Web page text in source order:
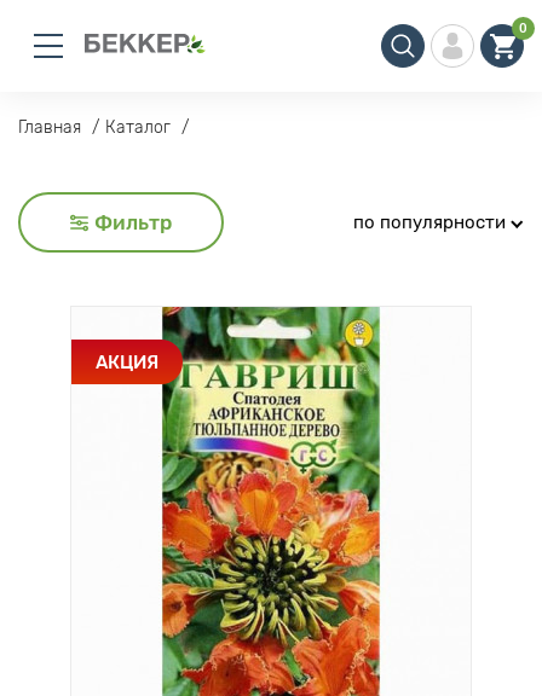
0
Главная Каталог
Фильтр по популярности
АКЦИЯ